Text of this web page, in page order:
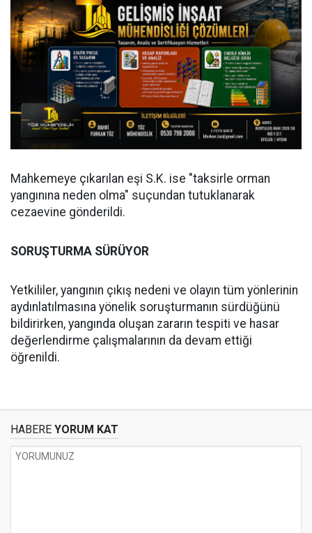
Mahkemeye çıkarılan eşi S.K. ise "taksirle orman
yangınına neden olma" suçundan tutuklanarak
cezaevine gönderildi.
SORUŞTURMA SÜRÜYOR
Yetkililer, yangının çıkış nedeni ve olayın tüm yönlerinin
aydınlatılmasına yönelik soruşturmanın sürdüğünü
bildirirken, yangında oluşan zararın tespiti ve hasar
değerlendirme çalışmalarının da devam ettiği
öğrenildi.
HABERE YORUM KAT